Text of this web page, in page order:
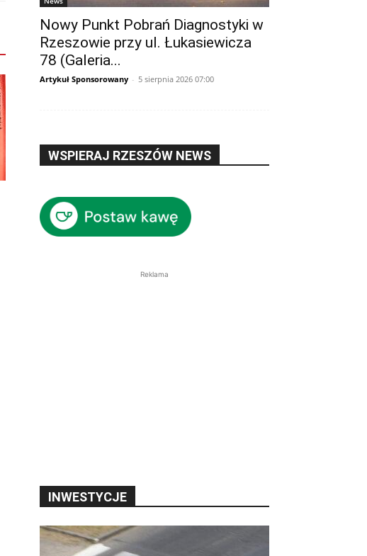
Nowy Punkt Pobrań Diagnostyki w
Rzeszowie przy ul. Łukasiewicza
78 (Galeria...
Artykuł Sponsorowany - 5 sierpnia 2026 07:00
WSPIERAJ RZESZÓW NEWS
Reklama
INWESTYCJE